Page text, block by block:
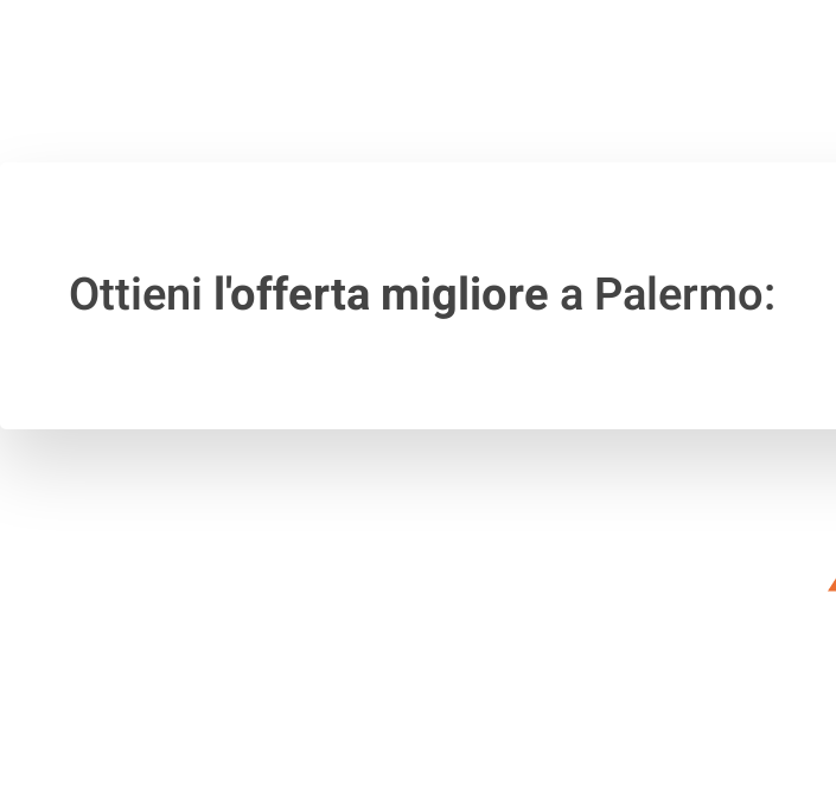
Ottieni l'offerta migliorea Palermo: